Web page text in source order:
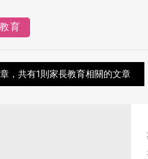
育
，共有1則家長教育相關的文章